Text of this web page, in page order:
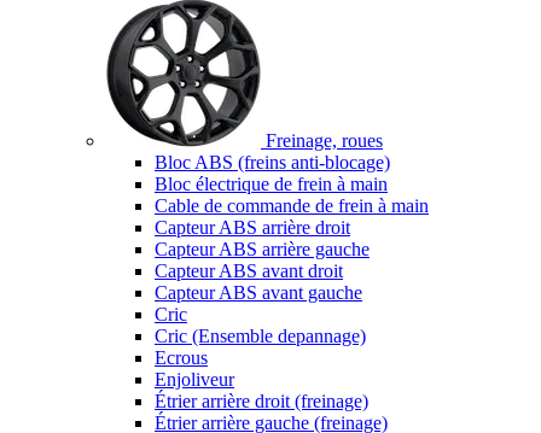
Freinage, roues
Bloc ABS (freins anti-blocage)
Bloc électrique de frein à main
Cable de commande de frein à main
Capteur ABS arrière droit
Capteur ABS arrière gauche
Capteur ABS avant droit
Capteur ABS avant gauche
Cric
Cric (Ensemble depannage)
Ecrous
Enjoliveur
Étrier arrière droit (freinage)
Étrier arrière gauche (freinage)